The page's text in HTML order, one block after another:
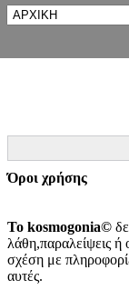
Όροι χρήσης
Το kosmogonia©
λάθη,παραλείψεις ή
σχέση με
αυτές.